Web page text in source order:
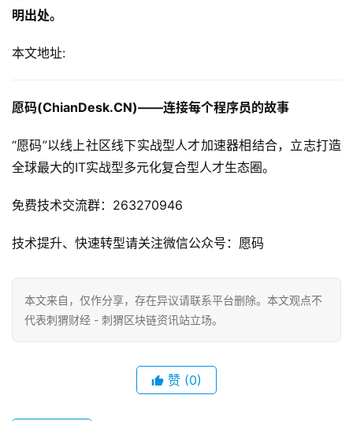
明出处。
本文地址:
愿码(ChianDesk.CN)——连接每个程序员的故事
“愿码”以线上社区线下实战型人才加速器相结合，立志打造
全球最大的IT实战型多元化复合型人才生态圈。
免费技术交流群：263270946
技术提升、快速转型请关注微信公众号：愿码
本文来自 ，仅作分享，存在异议请联系平台删除。本文观点不
代表刺猬财经 - 刺猬区块链资讯站立场。
赞 (0)